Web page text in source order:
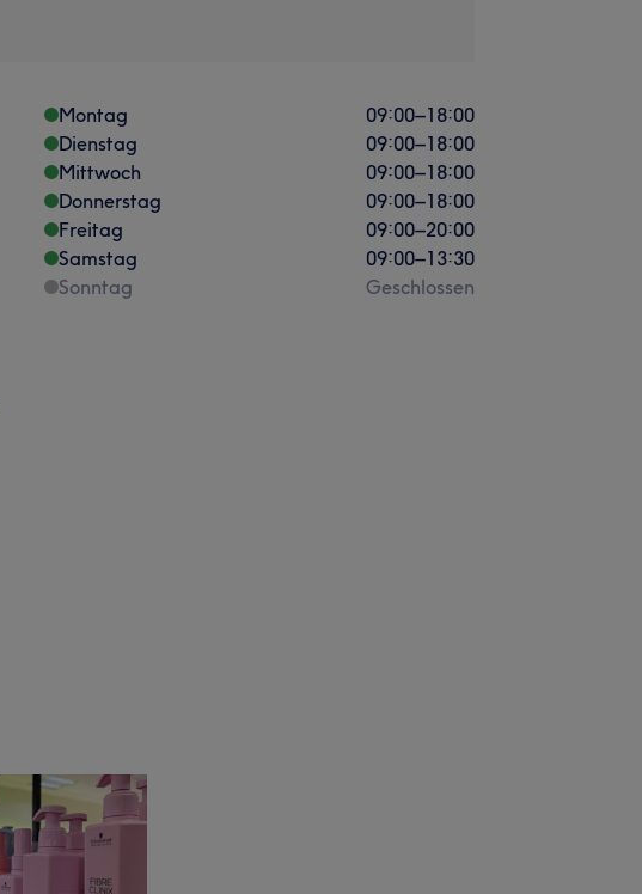
Montag 09:00–18:00
Dienstag
09:00–18:00
Mittwoch
09:00–18:00
Donnerstag
09:00–18:00
Freitag
09:00–20:00
Samstag
09:00–13:30
Sonntag
Geschlossen